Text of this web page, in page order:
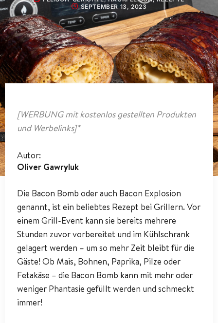
SEPTEMBER 13, 2023
[WERBUNG mit kostenlos gestellten Produkten
und Werbelinks]*
Autor:
Oliver Gawryluk
Die Bacon Bomb oder auch Bacon Explosion
genannt, ist ein beliebtes Rezept bei Grillern. Vor
einem Grill-Event kann sie bereits mehrere
Stunden zuvor vorbereitet und im Kühlschrank
gelagert werden – um so mehr Zeit bleibt für die
Gäste! Ob Mais, Bohnen, Paprika, Pilze oder
Fetakäse – die Bacon Bomb kann mit mehr oder
weniger Phantasie gefüllt werden und schmeckt
immer!